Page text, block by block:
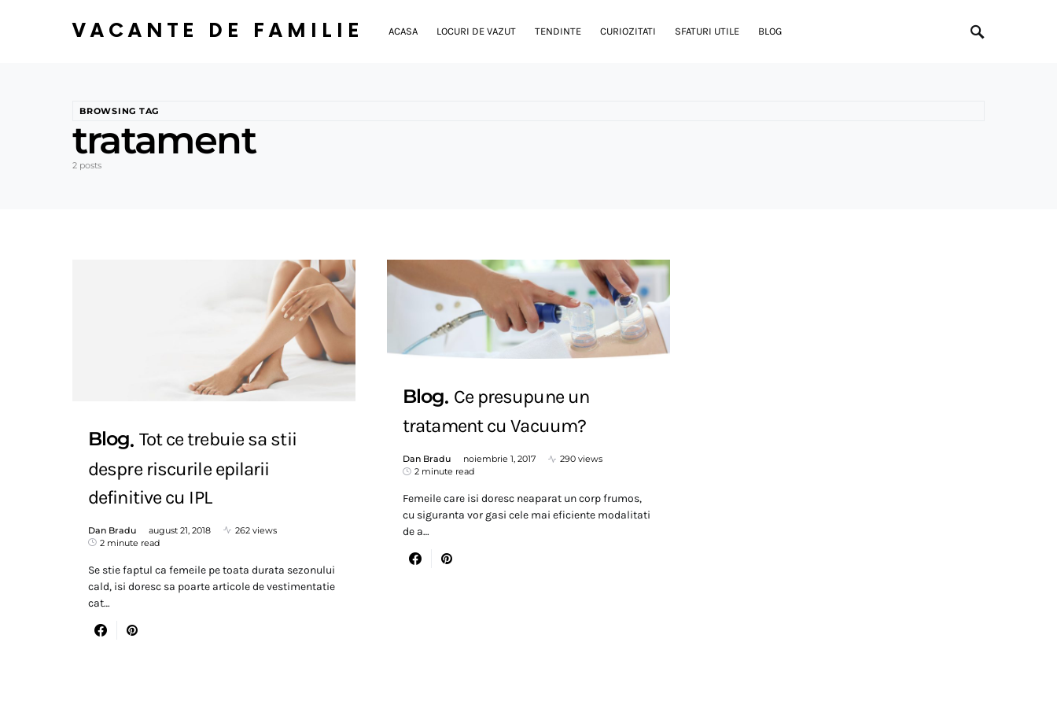
VACANTE DE FAMILIE ACASA LOCURI DE VAZUT TENDINTE CURIOZITATI SFATURI UTILE BLOG
BROWSING TAG
tratament
2 posts
Blog Tot ce trebuie sa stii
despre riscurile epilarii
definitive cu IPL
Dan Bradu august 21, 2018
262 views
2 minute read
Se stie faptul ca femeile pe toata durata sezonului
cald, isi doresc sa poarte articole de vestimentatie
cat…
Blog Ce presupune un
tratament cu Vacuum?
Dan Bradu noiembrie 1, 2017
290 views
2 minute read
Femeile care isi doresc neaparat un corp frumos,
cu siguranta vor gasi cele mai eficiente modalitati
de a…